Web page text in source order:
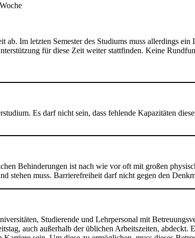
Im letzten Semester des Studiums muss allerdings
für diese Zeit weiter stattfinden. Keine
Es darf nicht sein, dass fehlende Kapazitäten
Behinderungen ist nach wie vor oft mit großen
stehen muss. Barrierefreiheit darf nicht gegen den
Studierende und Lehrpersonal mit
auch außerhalb der üblichen Arbeitszeiten,